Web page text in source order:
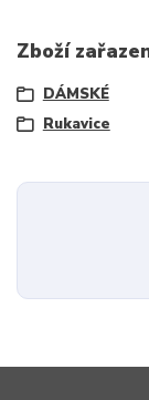
Zboží
DÁMSKÉ
Rukavice